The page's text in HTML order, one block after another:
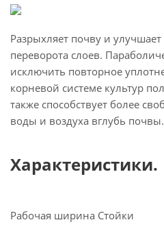
Разрыхляет почву и
переворота слоев.
исключить повторное
корневой системе культур
также способствует более
воды и воздуха вглубь почвы.
Характеристики.
Рабочая ширина Стойки